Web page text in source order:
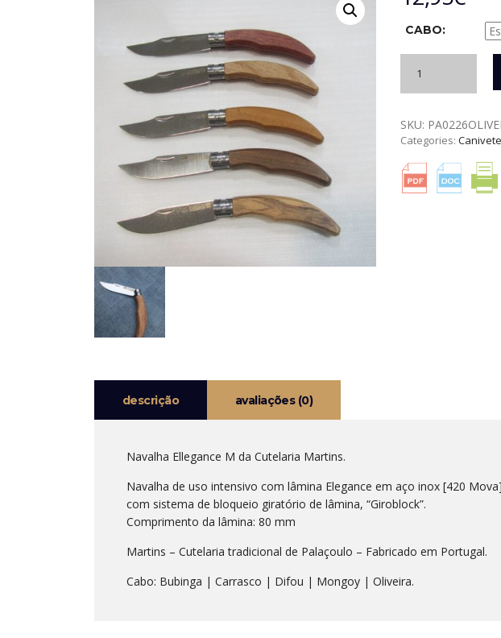
CABO:
NAVALHA
M
-
MARTINS
SKU:
Categories:
descrição avaliações (0)
Navalha Ellegance M da Cutelaria Martins.
Navalha de uso intensivo com lâmina Elegance em aço inox [420
com sistema de bloqueio giratório de lâmina, “Giroblock”.
Comprimento da lâmina: 80 mm
Martins – Cutelaria tradicional de Palaçoulo – Fabricado em Portugal.
Cabo: Bubinga | Carrasco | Difou | Mongoy | Oliveira.